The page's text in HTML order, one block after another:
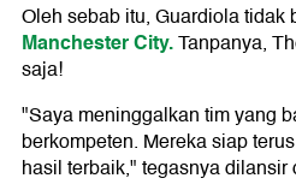
Oleh sebab itu, Guardiola tidak
Manchester City.Tanpanya,
saja!
"Saya meninggalkan tim yang
berkompeten. Mereka siap
hasil terbaik," tegasnya dilansir